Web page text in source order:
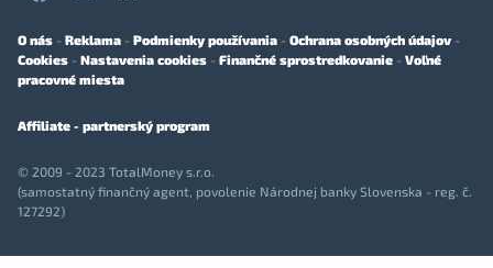
O nás - Reklama - Podmienky používania - Ochrana osobných údajov -
Cookies - Nastavenia cookies - Finančné sprostredkovanie - Voľné
pracovné miesta
Affiliate - partnerský program
© 2009 - 2023 TotalMoney s.r.o.
(samostatný finančný agent, povolenie Národnej banky Slovenska - reg. č.
127292)